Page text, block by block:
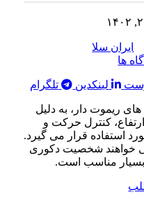
ایران سلا
ها
لینکدین تلگرام
ریموت دار، به دلیل
کنترل حرکت و
استفاده قرار می گیرد.
خواهند شخصیت دکوری
بسیار مناسب است.